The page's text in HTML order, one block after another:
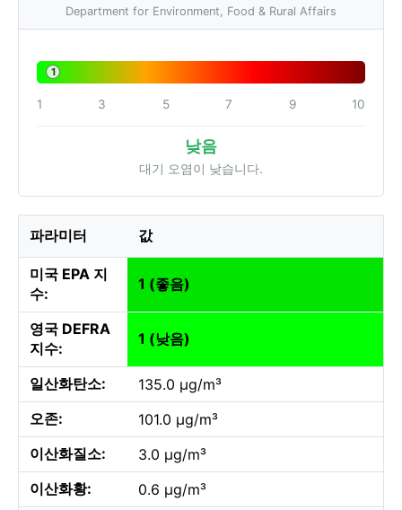
Department for Environment, Food & Rural Affairs
1
1 3 5 7 9 10
낮음
대기 오염이 낮습니다.
파라미터 값
미국 EPA 지
수:
1 (좋음)
영국 DEFRA
지수:
1 (낮음)
일산화탄소:
135.0 µg/m³
오존:
101.0 µg/m³
이산화질소:
3.0 µg/m³
이산화황:
0.6 µg/m³